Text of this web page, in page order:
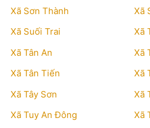
Xã Sơn Thành
Xã
Xã Suối Trai
Xã
Xã Tân An
Xã
Xã Tân Tiến
Xã
Xã Tây Sơn
Xã
Xã Tuy An Đông
Xã